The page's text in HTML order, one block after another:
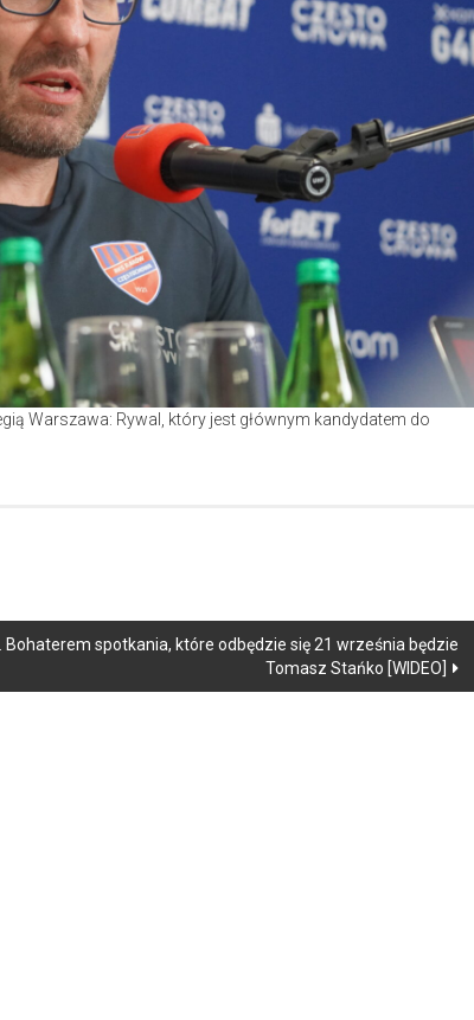
Bohaterem spotkania, które odbędzie się 21 września będzie
Tomasz Stańko [WIDEO]